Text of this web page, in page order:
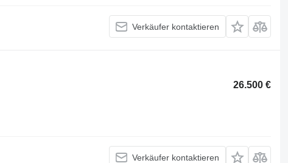
Verkäufer kontaktieren
26.500 €
Verkäufer kontaktieren